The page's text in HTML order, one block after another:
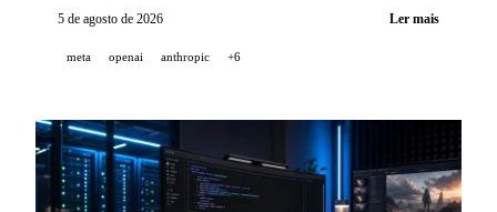
ocorridos durante avaliações conduzidas pelo UK AI
sandbox as ferramentas de seu agente na versão 1.14.
5 de agosto de 2026 Ler mais
meta openai anthropic +6